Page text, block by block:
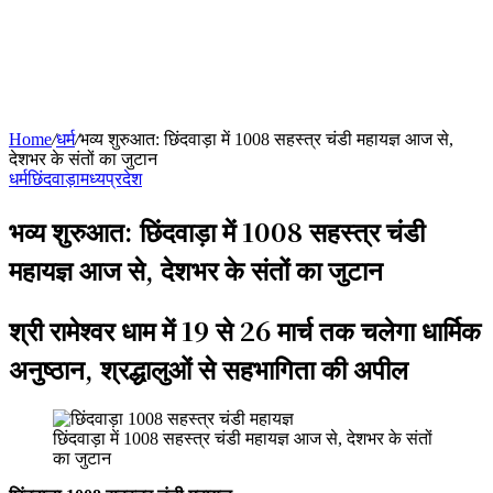
Home/धर्म/भव्य शुरुआत: छिंदवाड़ा में 1008 सहस्त्र चंडी महायज्ञ आज से,
देशभर के संतों का जुटान
धर्मछिंदवाड़ामध्यप्रदेश
भव्य शुरुआत: छिंदवाड़ा में 1008 सहस्त्र चंडी
महायज्ञ आज से, देशभर के संतों का जुटान
श्री रामेश्वर धाम में 19 से 26 मार्च तक चलेगा धार्मिक
अनुष्ठान, श्रद्धालुओं से सहभागिता की अपील
छिंदवाड़ा में 1008 सहस्त्र चंडी महायज्ञ आज से, देशभर के संतों
का जुटान